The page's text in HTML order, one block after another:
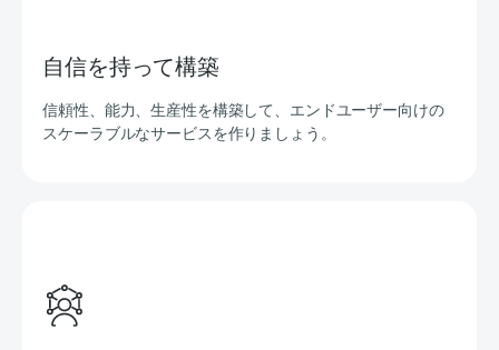
自信を持って構築
信頼性、能力、生産性を構築して、エンドユーザー向けの
スケーラブルなサービスを作りましょう。